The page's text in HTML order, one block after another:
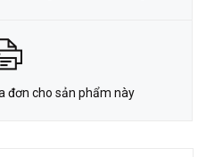
đơn cho sản phẩm này